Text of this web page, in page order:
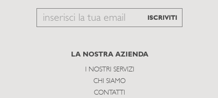
Email
subscribe
ISCRIVITI
LA NOSTRA AZIENDA
I NOSTRI SERVIZI
CHI SIAMO
CONTATTI